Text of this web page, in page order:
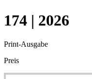
174 | 2026
Print-Ausgabe
Preis